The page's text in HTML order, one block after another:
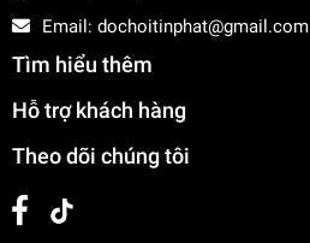
Email: dochoitinphat@gmail.com
Tìm hiểu thêm
Hỗ trợ khách hàng
Theo dõi chúng tôi